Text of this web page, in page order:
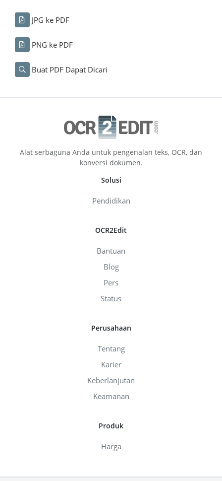
JPG ke PDF
PNG ke PDF
Buat PDF Dapat Dicari
Alat serbaguna Anda untuk pengenalan teks, OCR, dan
konversi dokumen.
Solusi
Pendidikan
OCR2Edit
Bantuan
Blog
Pers
Status
Perusahaan
Tentang
Karier
Keberlanjutan
Keamanan
Produk
Harga